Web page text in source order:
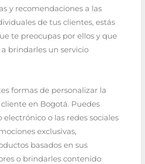
y recomendaciones a las
de tus clientes, estás
te preocupas por ellos y que
brindarles un servicio
formas de personalizar la
en Bogotá. Puedes
electrónico o las redes sociales
exclusivas,
basados en sus
o brindarles contenido